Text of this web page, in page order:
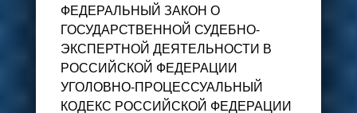
ФЕДЕРАЛЬНЫЙ ЗАКОН О
ГОСУДАРСТВЕННОЙ СУДЕБНО-
ЭКСПЕРТНОЙ ДЕЯТЕЛЬНОСТИ В
РОССИЙСКОЙ ФЕДЕРАЦИИ
УГОЛОВНО-ПРОЦЕССУАЛЬНЫЙ
КОДЕКС РОССИЙСКОЙ ФЕДЕРАЦИИ